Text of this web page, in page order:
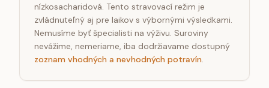
nízkosacharidová. Tento stravovací režim je
zvládnuteľný aj pre laikov s výbornými výsledkami.
Nemusíme byť špecialisti na výživu. Suroviny
nevážime, nemeriame, iba dodržiavame dostupný
zoznam vhodných a nevhodných potravín.